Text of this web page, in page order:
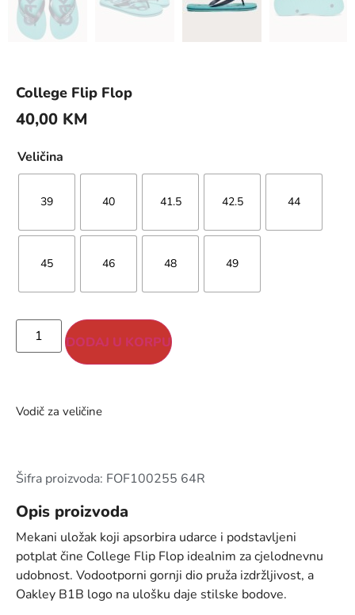
College Flip Flop
40,00 KM
Veličina
39 40 41.5 42.5 44
45 46 48 49
DODAJ U KORPU
Vodič za veličine
Šifra proizvoda: FOF100255 64R
Opis proizvoda
Mekani uložak koji apsorbira udarce i podstavljeni
potplat čine College Flip Flop idealnim za cjelodnevnu
udobnost. Vodootporni gornji dio pruža izdržljivost, a
Oakley B1B logo na ulošku daje stilske bodove.